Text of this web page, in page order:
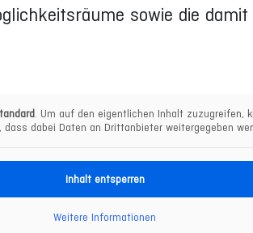
sowie die damit
. Um auf den eigentlichen Inhalt zuzugreifen,
dass dabei Daten an Drittanbieter weitergegeben
Inhalt entsperren
Weitere Informationen